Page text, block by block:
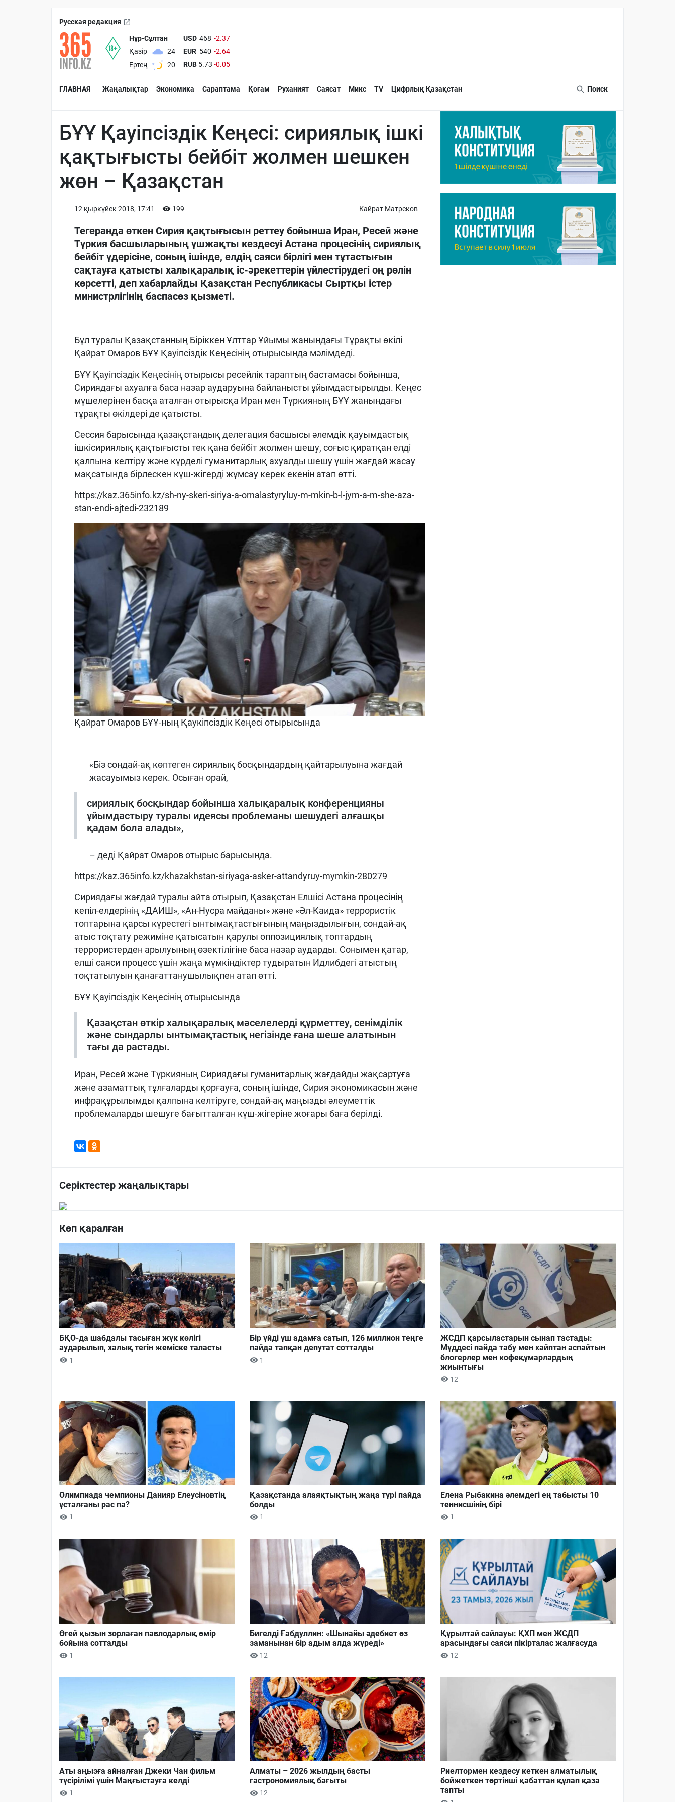
Русская редакция
Нұр-Сұлтан
Қазір
24
Ертең
20
USD 468 -2.37
EUR 540 -2.64
RUB 5.73 -0.05
ГЛАВНАЯ Жаңалықтар Экономика Сараптама Қоғам Руханият Саясат Микс TV Цифрлық Қазақстан Поиск
БҰҰ Қауіпсіздік Кеңесі: сириялық ішкі
қақтығысты бейбіт жолмен шешкен
жөн – Қазақстан
12 қыркүйек 2018, 17:41 199 Кайрат Матреков
Тегеранда өткен Сирия қақтығысын реттеу бойынша Иран, Ресей және
Түркия басшыларының үшжақты кездесуі Астана процесінің сириялық
бейбіт үдерісіне, соның ішінде, елдің саяси бірлігі мен тұтастығын
сақтауға қатысты халықаралық іс-әрекеттерін үйлестірудегі оң рөлін
көрсетті, деп хабарлайды Қазақстан Республикасы Сыртқы істер
министрлігінің баспасөз қызметі.
Бұл туралы Қазақстанның Біріккен Ұлттар Ұйымы жанындағы Тұрақты өкілі
Қайрат Омаров БҰҰ Қауіпсіздік Кеңесінің отырысында мәлімдеді.
БҰҰ Қауіпсіздік Кеңесінің отырысы ресейлік тараптың бастамасы бойынша,
Сириядағы ахуалға баса назар аударуына байланысты ұйымдастырылды. Кеңес
мүшелерінен басқа аталған отырысқа Иран мен Түркияның БҰҰ жанындағы
тұрақты өкілдері де қатысты.
Сессия барысында қазақстандық делегация басшысы әлемдік қауымдастық
ішкісириялық қақтығысты тек қана бейбіт жолмен шешу, соғыс қиратқан елді
қалпына келтіру және күрделі гуманитарлық ахуалды шешу үшін жағдай жасау
мақсатында бірлескен күш-жігерді жұмсау керек екенін атап өтті.
https://kaz.365info.kz/sh-ny-skeri-siriya-a-ornalastyryluy-m-mkin-b-l-jym-a-m-she-aza-
stan-endi-ajtedi-232189
Қайрат Омаров БҰҰ-ның Қаукіпсіздік Кеңесі отырысында
«Біз сондай-ақ көптеген сириялық босқындардың қайтарылуына жағдай
жасауымыз керек. Осыған орай,
сириялық босқындар бойынша халықаралық конференцияны
ұйымдастыру туралы идеясы проблеманы шешудегі алғашқы
қадам бола алады»,
– деді Қайрат Омаров отырыс барысында.
https://kaz.365info.kz/khazakhstan-siriyaga-asker-attandyruy-mymkin-280279
Сириядағы жағдай туралы айта отырып, Қазақстан Елшісі Астана процесінің
кепіл-елдерінің «ДАИШ», «Ан-Нусра майданы» және «Әл-Каида» террористік
топтарына қарсы күрестегі ынтымақтастығының маңыздылығын, сондай-ақ
атыс тоқтату режиміне қатысатын қарулы оппозициялық топтардың
террористерден арылуының өзектілігіне баса назар аударды. Сонымен қатар,
елші саяси процесс үшін жаңа мүмкіндіктер тудыратын Идлибдегі атыстың
тоқтатылуын қанағаттанушылықпен атап өтті.
БҰҰ Қауіпсіздік Кеңесінің отырысында
Қазақстан өткір халықаралық мәселелерді құрметтеу, сенімділік
және сындарлы ынтымақтастық негізінде ғана шеше алатынын
тағы да растады.
Иран, Ресей және Түркияның Сириядағы гуманитарлық жағдайды жақсартуға
және азаматтық тұлғаларды қорғауға, соның ішінде, Сирия экономикасын және
инфрақұрылымды қалпына келтіруге, сондай-ақ маңызды әлеуметтік
проблемаларды шешуге бағытталған күш-жігеріне жоғары баға берілді.
Серіктестер жаңалықтары
Көп қаралған
БҚО-да шабдалы тасыған жүк көлігі
аударылып, халық тегін жеміске таласты
1
Бір үйді үш адамға сатып, 126 миллион теңге
пайда тапқан депутат сотталды
1
ЖСДП қарсыластарын сынап тастады:
Мүддесі пайда табу мен хайптан аспайтын
блогерлер мен кофеқұмарлардың
жиынтығы
12
Олимпиада чемпионы Данияр Елеусіновтің
ұсталғаны рас па?
1
Қазақстанда алаяқтықтың жаңа түрі пайда
болды
1
Елена Рыбакина әлемдегі ең табысты 10
теннисшінің бірі
1
Өгей қызын зорлаған павлодарлық өмір
бойына сотталды
1
Бигелді Ғабдуллин: «Шынайы әдебиет өз
заманынан бір адым алда жүреді»
12
Құрылтай сайлауы: ҚХП мен ЖСДП
арасындағы саяси пікірталас жалғасуда
12
Аты аңызға айналған Джеки Чан фильм
түсірілімі үшін Маңғыстауға келді
1
Алматы – 2026 жылдың басты
гастрономиялық бағыты
12
Риелтормен кездесу кеткен алматылық
бойжеткен төртінші қабаттан құлап қаза
тапты